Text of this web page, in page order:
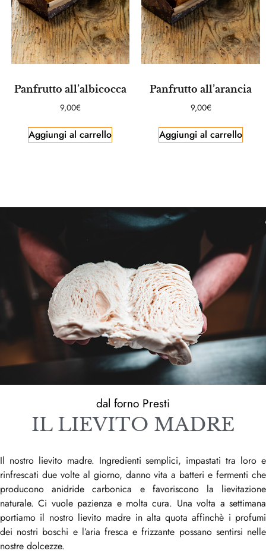
Panfrutto all’albicocca
9,00€
Aggiungi al carrello
Panfrutto all’arancia
9,00€
Aggiungi al carrello
dal forno Presti
IL LIEVITO MADRE
Il nostro lievito madre. Ingredienti semplici, impastati tra loro e
rinfrescati due volte al giorno, danno vita a batteri e fermenti che
producono anidride carbonica e favoriscono la lievitazione
naturale. Ci vuole pazienza e molta cura. Una volta a settimana
portiamo il nostro lievito madre in alta quota affinchè i profumi
dei nostri boschi e l’aria fresca e frizzante possano sentirsi nelle
nostre dolcezze.